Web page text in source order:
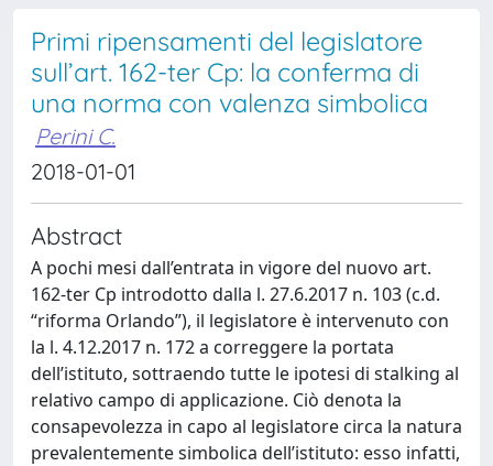
Primi ripensamenti del legislatore
sull’art. 162-ter Cp: la conferma di
una norma con valenza simbolica
Perini C.
2018-01-01
Abstract
A pochi mesi dall’entrata in vigore del nuovo art.
162-ter Cp introdotto dalla l. 27.6.2017 n. 103 (c.d.
“riforma Orlando”), il legislatore è intervenuto con
la l. 4.12.2017 n. 172 a correggere la portata
dell’istituto, sottraendo tutte le ipotesi di stalking al
relativo campo di applicazione. Ciò denota la
consapevolezza in capo al legislatore circa la natura
prevalentemente simbolica dell’istituto: esso infatti,